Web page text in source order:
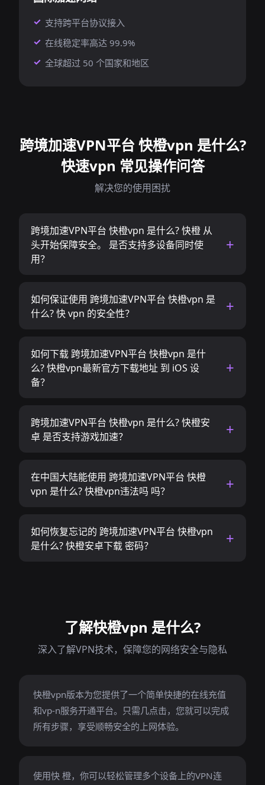
支持跨平台协议接入
在线稳定率高达 99.9%
全球超过 50 个国家和地区
跨境加速VPN平台 快橙vpn 是什么?
快速vpn 常见操作问答
解决您的使用困扰
跨境加速VPN平台 快橙vpn 是什么? 快橙 从
头开始保障安全。 是否支持多设备同时使
用？
如何保证使用 跨境加速VPN平台 快橙vpn 是
什么? 快 vpn 的安全性？
如何下载 跨境加速VPN平台 快橙vpn 是什
么? 快橙vpn最新官方下载地址 到 iOS 设
备？
跨境加速VPN平台 快橙vpn 是什么? 快橙安
卓 是否支持游戏加速？
在中国大陆能使用 跨境加速VPN平台 快橙
vpn 是什么? 快橙vpn违法吗 吗？
如何恢复忘记的 跨境加速VPN平台 快橙vpn
是什么? 快橙安卓下载 密码？
了解快橙vpn 是什么?
深入了解VPN技术，保障您的网络安全与隐私
快橙vpn版本为您提供了一个简单快捷的在线充值
和vp-n服务开通平台。只需几点击，您就可以完成
所有步骤，享受顺畅安全的上网体验。
使用快 橙，你可以轻松管理多个设备上的VPN连